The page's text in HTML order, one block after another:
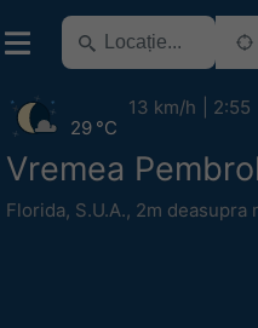
Vremea
Florida, S.U.A., 2m deasupra
29 °C
13 km/h 2:55